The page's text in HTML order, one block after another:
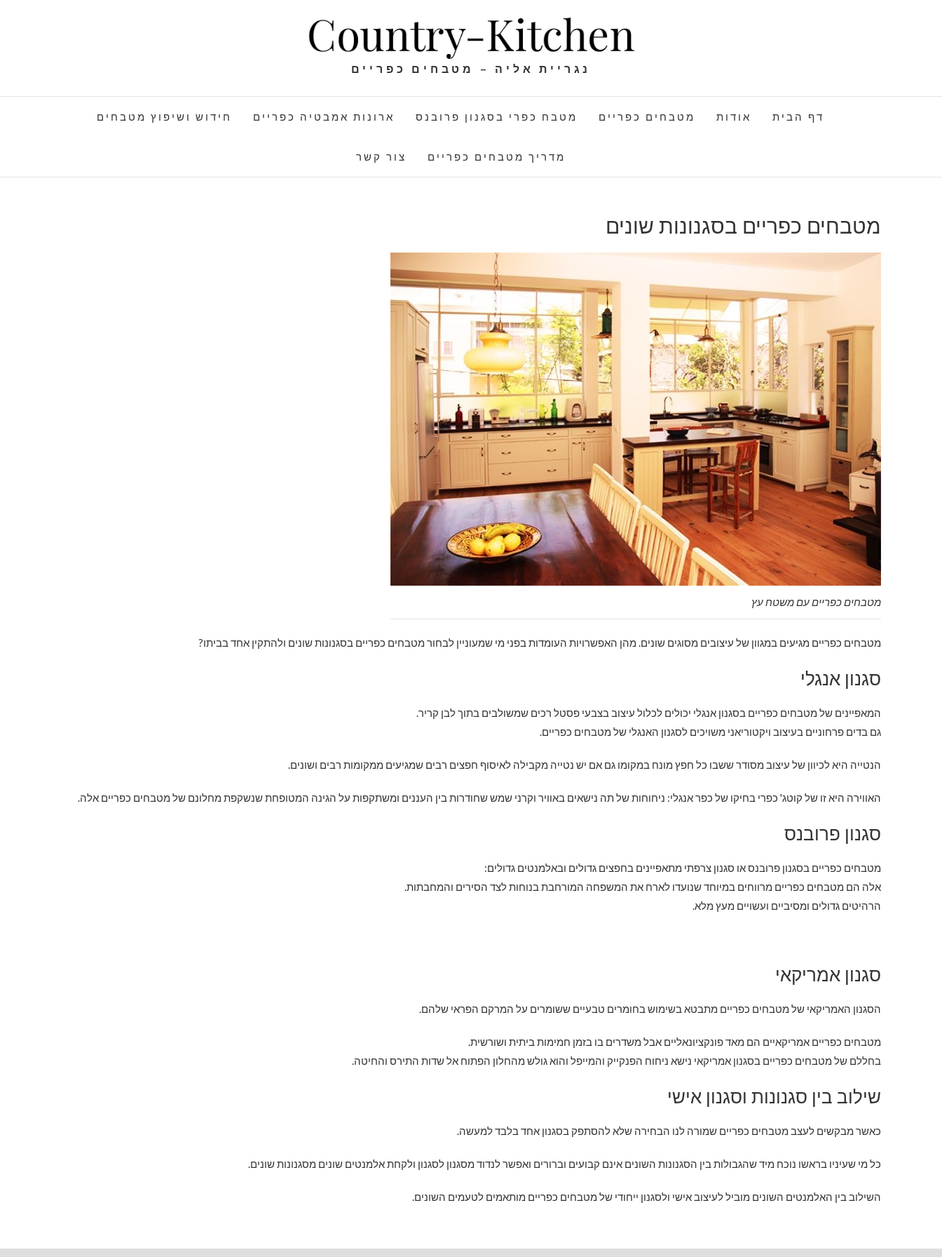
נגריית אליה – מטבחים כפריים
דף הבית אודות מטבחים כפריים מטבח כפרי בסגנון פרובנס ארונות אמבטיה כפריים חידוש ושיפוץ מטבחים
מדריך מטבחים כפריים צור קשר
מטבחים כפריים בסגנונות שונים
מטבחים כפריים עם משטח עץ
מטבחים כפריים מגיעים במגוון של עיצובים מסוגים שונים. מהן האפשרויות העומדות בפני מי שמעוניין לבחור מטבחים כפריים בסגנונות שונים ולהתקין אחד בביתו?
סגנון אנגלי
המאפיינים של מטבחים כפריים בסגנון אנגלי יכולים לכלול עיצוב בצבעי פסטל רכים שמשולבים בתוך לבן קריר.
גם בדים פרחוניים בעיצוב ויקטוריאני משויכים לסגנון האנגלי של מטבחים כפריים.
הנטייה היא לכיוון של עיצוב מסודר ששבו כל חפץ מונח במקומו גם אם יש נטייה מקבילה לאיסוף חפצים רבים שמגיעים ממקומות רבים ושונים.
האווירה היא זו של קוטג' כפרי בחיקו של כפר אנגלי: ניחוחות של תה נישאים באוויר וקרני שמש שחודרות בין העננים ומשתקפות על הגינה המטופחת שנשקפת מחלונם של מטבחים כפריים אלה.
סגנון פרובנס
מטבחים כפריים בסגנון פרובנס או סגנון צרפתי מתאפיינים בחפצים גדולים ובאלמנטים גדולים:
אלה הם מטבחים כפריים מרווחים במיוחד שנועדו לארח את המשפחה המורחבת בנוחות לצד הסירים והמחבתות.
הרהיטים גדולים ומסיביים ועשויים מעץ מלא.
סגנון אמריקאי
הסגנון האמריקאי של מטבחים כפריים מתבטא בשימוש בחומרים טבעיים ששומרים על המרקם הפראי שלהם.
מטבחים כפריים אמריקאיים הם מאד פונקציונאליים אבל משדרים בו בזמן חמימות ביתית ושורשית.
בחללם של מטבחים כפריים בסגנון אמריקאי נישא ניחוח הפנקייק והמייפל והוא גולש מהחלון הפתוח אל שדות התירס והחיטה.
שילוב בין סגנונות וסגנון אישי
כאשר מבקשים לעצב מטבחים כפריים שמורה לנו הבחירה שלא להסתפק בסגנון אחד בלבד למעשה.
כל מי שעיניו בראשו נוכח מיד שהגבולות בין הסגנונות השונים אינם קבועים וברורים ואפשר לנדוד מסגנון לסגנון ולקחת אלמנטים שונים מסגנונות שונים.
השילוב בין האלמנטים השונים מוביל לעיצוב אישי ולסגנון ייחודי של מטבחים כפריים מותאמים לטעמים השונים.